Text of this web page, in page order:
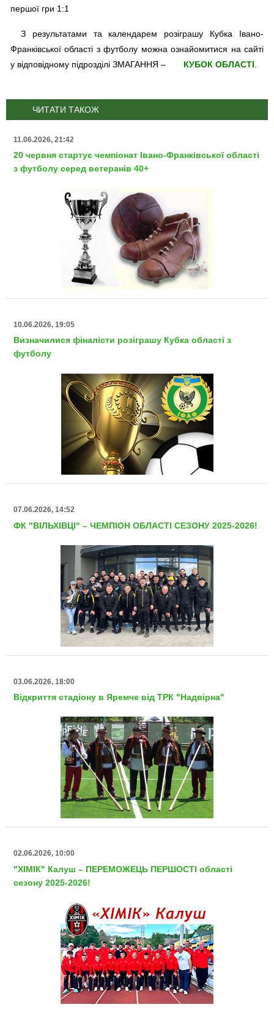
першої гри 1:1
З результатами та календарем розіграшу Кубка Івано-
Франківської області з футболу можна ознайомитися на сайті
у відповідному підрозділі ЗМАГАННЯ –
КУБОК ОБЛАСТІ
ЧИТАТИ ТАКОЖ
11.06.2026, 21:42
20 червня стартує чемпіонат Івано-Франківської області
з футболу серед ветеранів 40+
10.06.2026, 19:05
Визначилися фіналісти розіграшу Кубка області з
футболу
07.06.2026, 14:52
ФК "ВІЛЬХІВЦІ" – ЧЕМПІОН ОБЛАСТІ СЕЗОНУ 2025-2026!
03.06.2026, 18:00
Відкриття стадіону в Яремче від ТРК "Надвірна"
02.06.2026, 10:00
"ХІМІК" Калуш – ПЕРЕМОЖЕЦЬ ПЕРШОСТІ області
сезону 2025-2026!